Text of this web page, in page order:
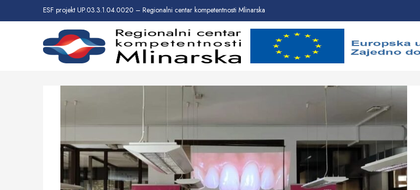
ESF projekt UP.03.3.1.04.0020 – Regionalni centar kompetentnosti Mlinarska
Početna Novosti